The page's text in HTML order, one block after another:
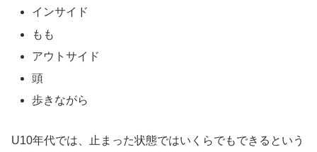
インサイド
もも
アウトサイド
頭
歩きながら
U10年代では、止まった状態ではいくらでもできるという